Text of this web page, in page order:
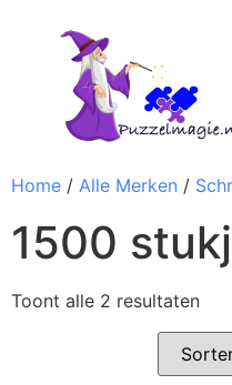
Home / Alle Merken /
1500
Toont alle 2 resultaten